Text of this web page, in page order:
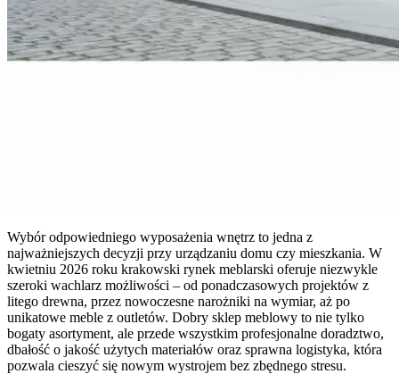
Wybór odpowiedniego wyposażenia wnętrz to jedna z
najważniejszych decyzji przy urządzaniu domu czy mieszkania. W
kwietniu 2026 roku krakowski rynek meblarski oferuje niezwykle
szeroki wachlarz możliwości – od ponadczasowych projektów z
litego drewna, przez nowoczesne narożniki na wymiar, aż po
unikatowe meble z outletów. Dobry sklep meblowy to nie tylko
bogaty asortyment, ale przede wszystkim profesjonalne doradztwo,
dbałość o jakość użytych materiałów oraz sprawna logistyka, która
pozwala cieszyć się nowym wystrojem bez zbędnego stresu.